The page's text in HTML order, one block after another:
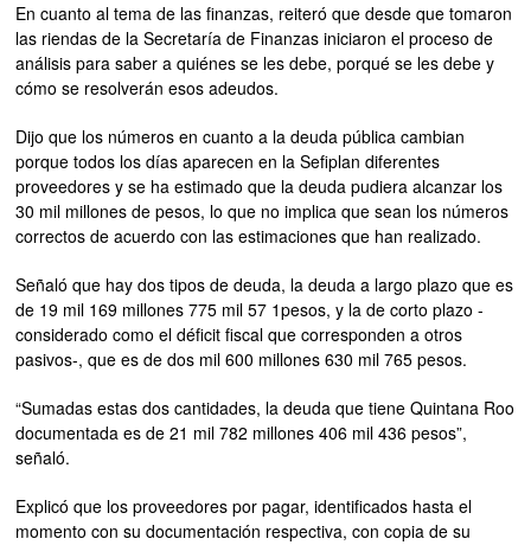
En cuanto al tema de las finanzas, reiteró que desde que tomaron
las riendas de la Secretaría de Finanzas iniciaron el proceso de
análisis para saber a quiénes se les debe, porqué se les debe y
cómo se resolverán esos adeudos.
Dijo que los números en cuanto a la deuda pública cambian
porque todos los días aparecen en la Sefiplan diferentes
proveedores y se ha estimado que la deuda pudiera alcanzar los
30 mil millones de pesos, lo que no implica que sean los números
correctos de acuerdo con las estimaciones que han realizado.
Señaló que hay dos tipos de deuda, la deuda a largo plazo que es
de 19 mil 169 millones 775 mil 57 1pesos, y la de corto plazo -
considerado como el déficit fiscal que corresponden a otros
pasivos-, que es de dos mil 600 millones 630 mil 765 pesos.
“Sumadas estas dos cantidades, la deuda que tiene Quintana Roo
documentada es de 21 mil 782 millones 406 mil 436 pesos”,
señaló.
Explicó que los proveedores por pagar, identificados hasta el
momento con su documentación respectiva, con copia de su